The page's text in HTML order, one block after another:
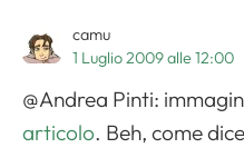
camu
1 Luglio 2009 alle 12:00
@Andrea Pinti:
articolo. Beh, come